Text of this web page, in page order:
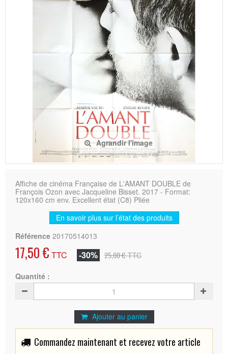
Agrandir l'image
Affiche de cinéma Française de L'AMANT DOUBLE de
François Ozon avec Jacqueline Bisset. 2017 - Format:
120x160 cm env. Excellent état (C8) Pliée
En savoir plus sur l’état des produits
Référence 20170514013
17,50 € TTC -30% 25,00 €TTC
Quantité :
Ajouter au panier
Commandez maintenant et recevez votre article